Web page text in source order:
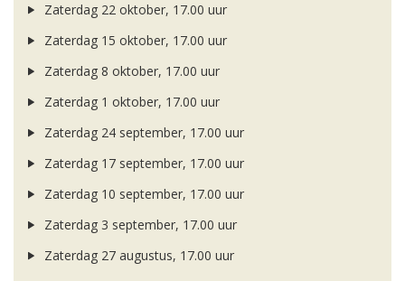
Zaterdag 22 oktober, 17.00 uur
Zaterdag 15 oktober, 17.00 uur
Zaterdag 8 oktober, 17.00 uur
Zaterdag 1 oktober, 17.00 uur
Zaterdag 24 september, 17.00 uur
Zaterdag 17 september, 17.00 uur
Zaterdag 10 september, 17.00 uur
Zaterdag 3 september, 17.00 uur
Zaterdag 27 augustus, 17.00 uur